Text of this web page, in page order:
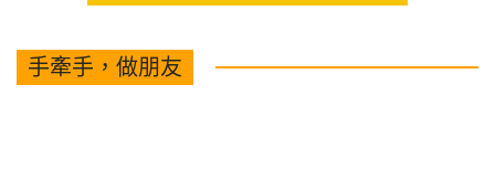
手牽手，做朋友